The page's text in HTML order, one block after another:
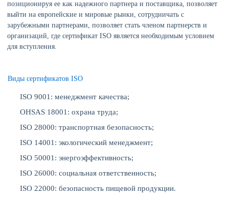
позиционируя ее как надежного партнера и поставщика, позволяет
выйти на европейские и мировые рынки, сотрудничать с
зарубежными партнерами, позволяет стать членом партнерств и
организаций, где сертификат ISO является необходимым условием
для вступления.
Виды сертификатов ISO
ISO 9001: менеджмент качества;
OHSAS 18001: охрана труда;
ISO 28000: транспортная безопасность;
ISO 14001: экологический менеджмент;
ISO 50001: энергоэффективность;
ISO 26000: социальная ответственность;
ISO 22000: безопасность пищевой продукции.